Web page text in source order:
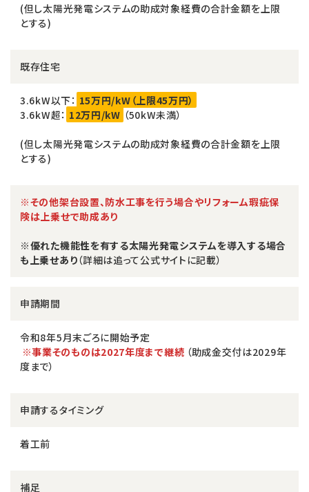
(但し太陽光発電システムの助成対象経費の合計金額を上限
とする)
既存住宅
3.6kW以下： 15万円/kW（上限45万円）
3.6kW超： 12万円/kW （50kW未満）
(但し太陽光発電システムの助成対象経費の合計金額を上限
とする)
※その他架台設置、防水工事を行う場合やリフォーム瑕疵保
険は上乗せで助成あり
※優れた機能性を有する太陽光発電システムを導入する場合
も上乗せあり（詳細は追って公式サイトに記載）
申請期間
令和8年5月末ごろに開始予定
※事業そのものは2027年度まで継続 （助成金交付は2029年
度まで）
申請するタイミング
着工前
補足